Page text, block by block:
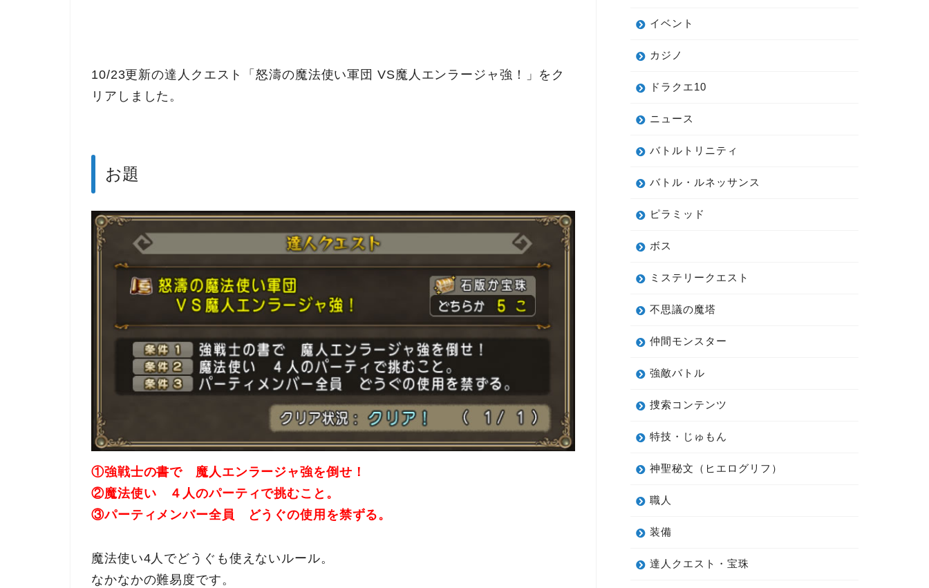
10/23更新の達人クエスト「怒濤の魔法使い軍団 VS魔人エンラージャ強！」をク
リアしました。
お題
①強戦士の書で 魔人エンラージャ強を倒せ！
②魔法使い ４人のパーティで挑むこと。
③パーティメンバー全員 どうぐの使用を禁ずる。
魔法使い4人でどうぐも使えないルール。
なかなかの難易度です。
イベント
カジノ
ドラクエ10
ニュース
バトルトリニティ
バトル・ルネッサンス
ピラミッド
ボス
ミステリークエスト
不思議の魔塔
仲間モンスター
強敵バトル
捜索コンテンツ
特技・じゅもん
神聖秘文（ヒエログリフ）
職人
装備
達人クエスト・宝珠